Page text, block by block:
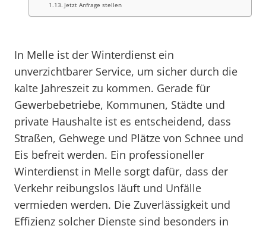
Jetzt Anfrage stellen
In Melle ist der Winterdienst ein
unverzichtbarer Service, um sicher durch die
kalte Jahreszeit zu kommen. Gerade für
Gewerbebetriebe, Kommunen, Städte und
private Haushalte ist es entscheidend, dass
Straßen, Gehwege und Plätze von Schnee und
Eis befreit werden. Ein professioneller
Winterdienst in Melle sorgt dafür, dass der
Verkehr reibungslos läuft und Unfälle
vermieden werden. Die Zuverlässigkeit und
Effizienz solcher Dienste sind besonders in